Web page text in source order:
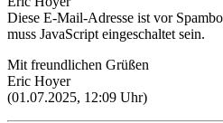
Diese E-Mail-Adresse ist vor
muss JavaScript eingeschaltet sein.
Mit freundlichen Grüßen
Eric Hoyer
(01.07.2025, 12:09 Uhr)